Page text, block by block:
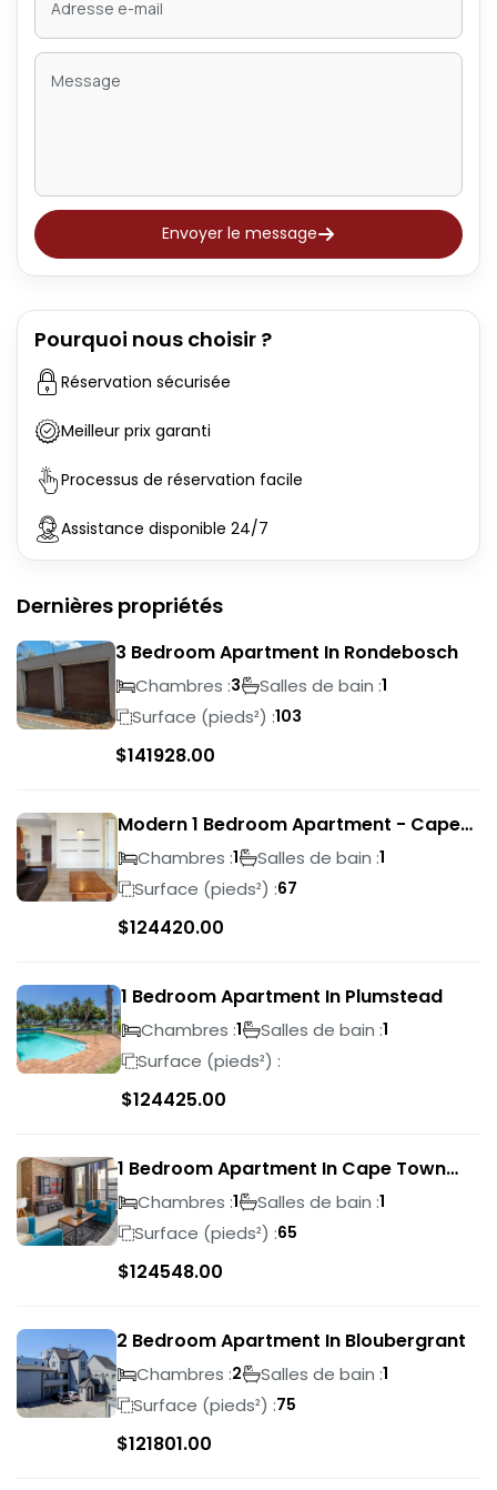
Envoyer le message
Pourquoi nous choisir ?
Réservation sécurisée
Meilleur prix garanti
Processus de réservation facile
Assistance disponible 24/7
Dernières propriétés
3 Bedroom Apartment In Rondebosch
Chambres :3 Salles de bain :1
Surface (pieds²) :103
$141928.00
Modern 1 Bedroom Apartment - Cape
TownChambres :1 Salles de bain :1
Surface (pieds²) :67
$124420.00
1 Bedroom Apartment In Plumstead
Chambres :1 Salles de bain :1
Surface (pieds²) :
$124425.00
1 Bedroom Apartment In Cape Town
City Centre
Chambres :1 Salles de bain :1
Surface (pieds²) :65
$124548.00
2 Bedroom Apartment In Bloubergrant
Chambres :2 Salles de bain :1
Surface (pieds²) :75
$121801.00